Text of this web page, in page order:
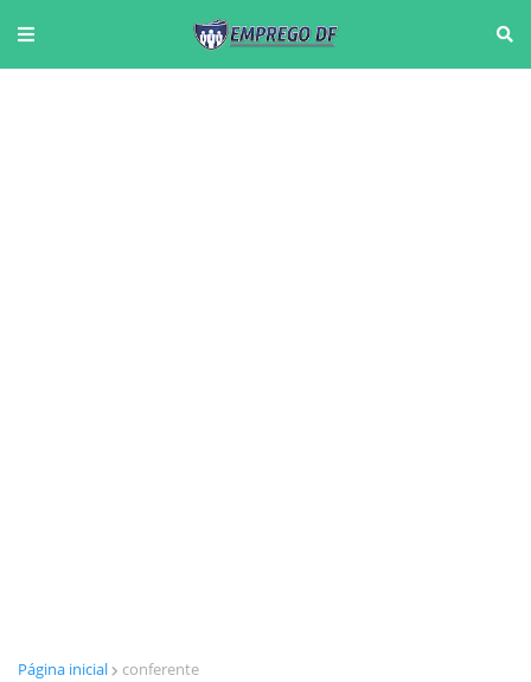
Página inicial conferente